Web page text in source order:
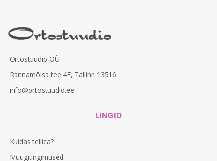
Ortostuudio OÜ
Rannamõisa tee 4F, Tallinn 13516
info@ortostuudio.ee
LINGID
Kuidas tellida?
Müügitingimused